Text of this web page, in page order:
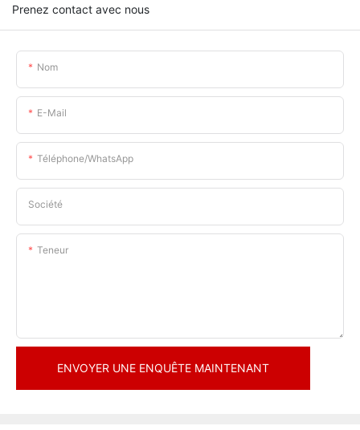
Prenez contact avec nous
Nom
E-Mail
Téléphone/WhatsApp
Société
Teneur
ENVOYER UNE ENQUÊTE MAINTENANT